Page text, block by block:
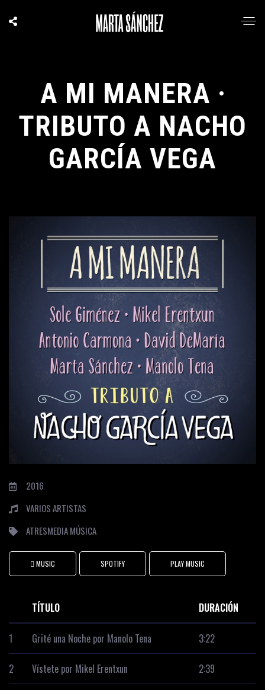
A MI MANERA ·
TRIBUTO A NACHO
GARCÍA VEGA
2016
VARIOS ARTISTAS
ATRESMEDIA MÚSICA
 MUSIC SPOTIFY PLAY MUSIC
TÍTULO DURACIÓN
1 Grité una Noche por Manolo Tena 3:22
2 Vístete por Mikel Erentxun 2:39